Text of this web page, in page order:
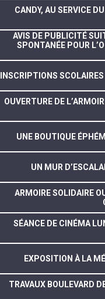
CANDY, AU SERVICE
AVIS DE PUBLICITÉ
SPONTANÉE POUR
INSCRIPTIONS
OUVERTURE DE
UNE BOUTIQUE
UN MUR
ARMOIRE SOLIDAIRE
SÉANCE DE CINÉMA
EXPOSITION À LA
TRAVAUX BOULEVARD